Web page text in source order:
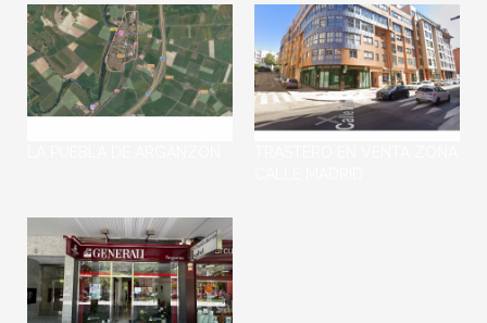
Refugio Natural a Pocos Minutos
de Burgos
¡Descubre tu...
¡Oportunidad Económica!
Descubre esta encantadora casa
de...
¡Descubre una oportunidad...